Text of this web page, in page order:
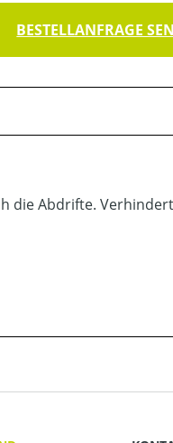
BESTELLANFRAGE
Abdrifte.